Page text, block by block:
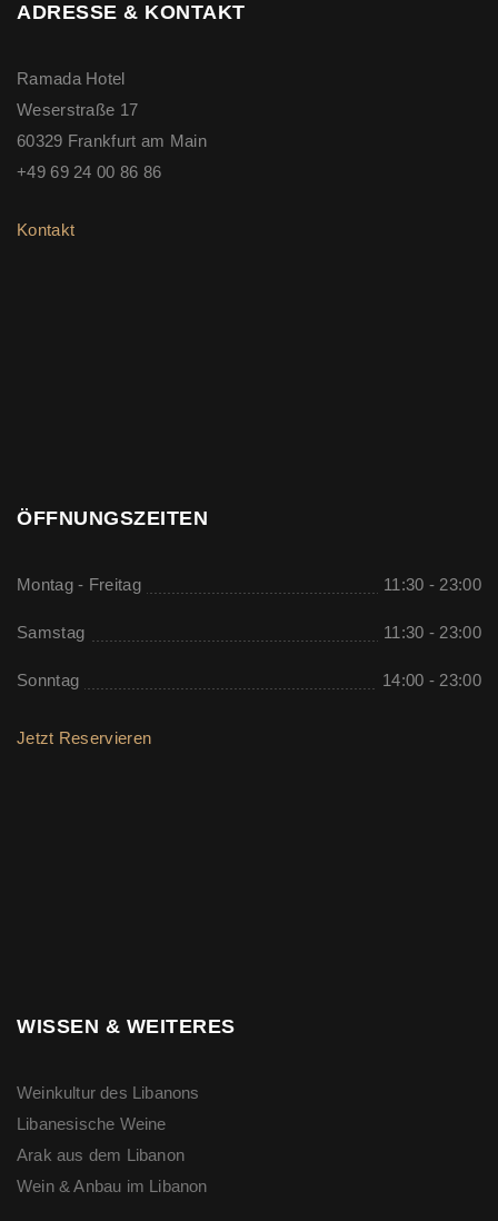
ADRESSE & KONTAKT
Ramada Hotel
Weserstraße 17
60329 Frankfurt am Main
+49 69 24 00 86 86
Kontakt
ÖFFNUNGSZEITEN
Montag - Freitag 11:30 - 23:00
Samstag 11:30 - 23:00
Sonntag 14:00 - 23:00
Jetzt Reservieren
WISSEN & WEITERES
Weinkultur des Libanons
Libanesische Weine
Arak aus dem Libanon
Wein & Anbau im Libanon